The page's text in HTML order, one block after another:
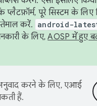
पूरे सिस्टम के लिए
करें. android-
के लिए,AOSP में हुए
करने के लिए, एआई
हैं.